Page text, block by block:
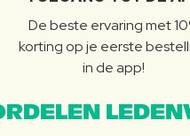
De beste ervaring met
korting op je eerste
in de app!